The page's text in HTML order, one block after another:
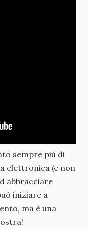
sempre più di
elettronica (e non
abbracciare
iniziare a
ma è una